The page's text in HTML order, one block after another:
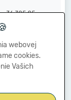
36 305,05
1 271,82
webovej
cookies.
Vašich